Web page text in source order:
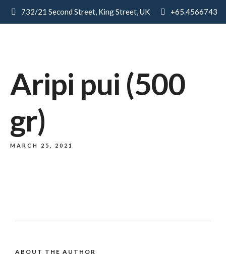
732/21 Second Street, King Street, UK +65.4566743
Aripi pui (500
gr)
MARCH 25, 2021
ABOUT THE AUTHOR